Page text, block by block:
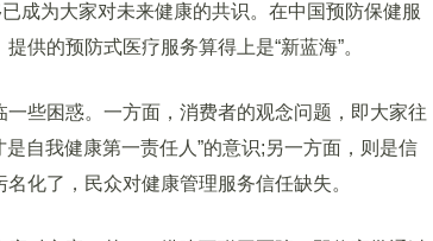
成为大家对未来健康的共识。在中国预防保健服
供的预防式医疗服务算得上是“新蓝海”。
些困惑。一方面，消费者的观念问题，即大家往
是自我健康第一责任人”的意识;另一方面，则是信
化了，民众对健康管理服务信任缺失。